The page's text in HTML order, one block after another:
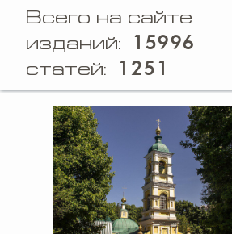
Всего на сайте
изданий: 15996
статей: 1251